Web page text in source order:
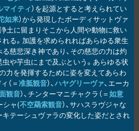
マイティ）を起源とすると考えられてい
如来）から発現したボーディサットヴァ
土に留まりそこから人間や動物に救い
る。加護を求められればあらゆる衆生
慈悲深き神であり、その慈悲の力は灼
や芋虫にまで及ぶという。あらゆる状
力を発揮するために姿を変えてあらわ
（＝准胝観音）、ハヤグリーヴァ、エーカ
観音）、チンターマニチャクラ（＝如意
シャ(不空羂索観音）、サハスラヴジャな
テーシュヴァラの変化した姿だとされ